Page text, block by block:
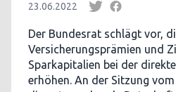
23.06.2022
Der Bundesrat schlägt vor,
Versicherungsprämien und
Sparkapitalien bei der
erhöhen. An der Sitzung